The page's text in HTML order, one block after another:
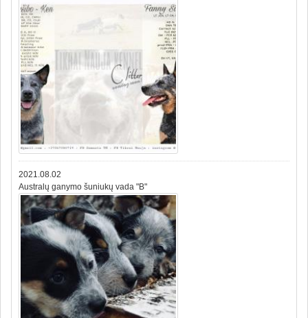
2021.08.02
Australų ganymo šuniukų vada "B"